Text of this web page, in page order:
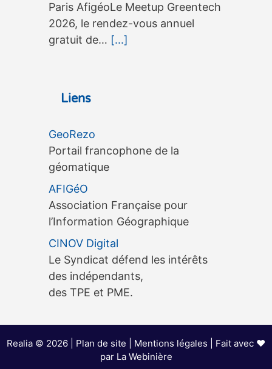
Paris AfigéoLe Meetup Greentech
2026, le rendez-vous annuel
gratuit de… [...]
OneGeo Suite, le 15 septembre à
Tours
3ème édition du séminaire
OneGeo Suite, le 15 septembre à
Tours 3ème édition du séminaire
OneGeo Suite, le 15 septembre à
Tours AfigéoLe séminaire
OneGeo…[...]
3ème édition d’une exposition
itinérante Arts / Sciences, du 18
juin au 13 décembre 2026 à
Bordeaux
juin au 13 décembre 2026 à
Bordeaux 3ème édition d’une
Liens
GeoRezo
Portail francophone de la
géomatique
AFIGéO
Association Française pour
l’Information Géographique
CINOV Digital
Le Syndicat défend les intérêts
des indépendants,
des TPE et PME.
Realia © 2026 | Plan de site Mentions légales | Fait avec ❤️
par La Webinière